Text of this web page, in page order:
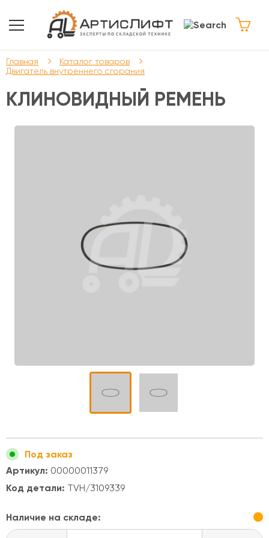
Главная
Каталог товаров
Двигатель внутреннего сгорания
КЛИНОВИДНЫЙ РЕМЕНЬ
Под заказ
Артикул: 00000011379
Код детали: TVH/3109339
Наличие на складе: